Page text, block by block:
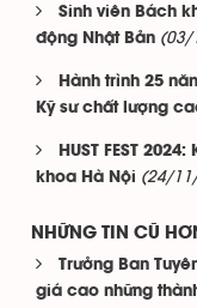
Sinh viên Bách
động Nhật Bản (03/
Hành trình 25
Kỹ sư chất lượng
HUST FEST
khoa Hà Nội (24/
NHỮNG TIN CŨ
Trưởng Ban
giá cao những